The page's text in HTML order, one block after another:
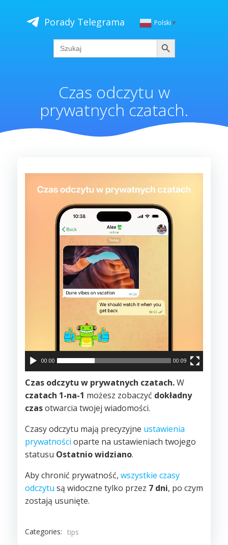
to
content
Porady Telegrama Polski▼
Search
for:
Szukaj
Czas odczytu w
prywatnych czatach.
video
00:00 00:09
Czas odczytu w prywatnych czatach.W
czatach 1-na-1 możesz zobaczyć dokładny
czasotwarcia twojej wiadomości.
Czasy odczytu mają precyzyjne ustawienia
prywatności oparte na ustawieniach twojego
statusu Ostatnio widziano.
Aby chronić prywatność, wszystkie czasy
odczytu są widoczne tylko przez 7 dni, po czym
zostają usunięte.
Categories: tips